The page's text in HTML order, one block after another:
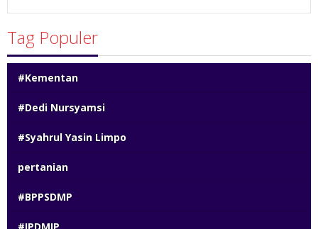
Tag Populer
#Kementan
#Dedi Nursyamsi
#Syahrul Yasin Limpo
pertanian
#BPPSDMP